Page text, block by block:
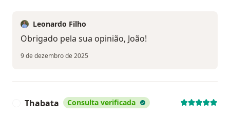
Leonardo Filho
Obrigado pela sua opinião, João!
9 de dezembro de 2025
Thabata Consulta verificada